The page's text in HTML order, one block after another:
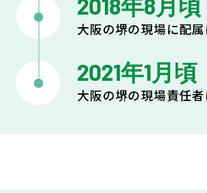
2018年8月頃
大阪の堺の現場に配
2021年1月頃
大阪の堺の現場責任